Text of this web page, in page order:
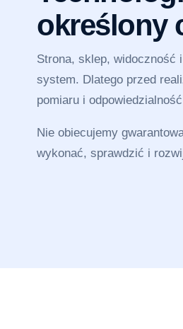
określony
Strona, sklep, widoczność
system. Dlatego przed
pomiaru i
Nie obiecujemy
wykonać, sprawdzić i